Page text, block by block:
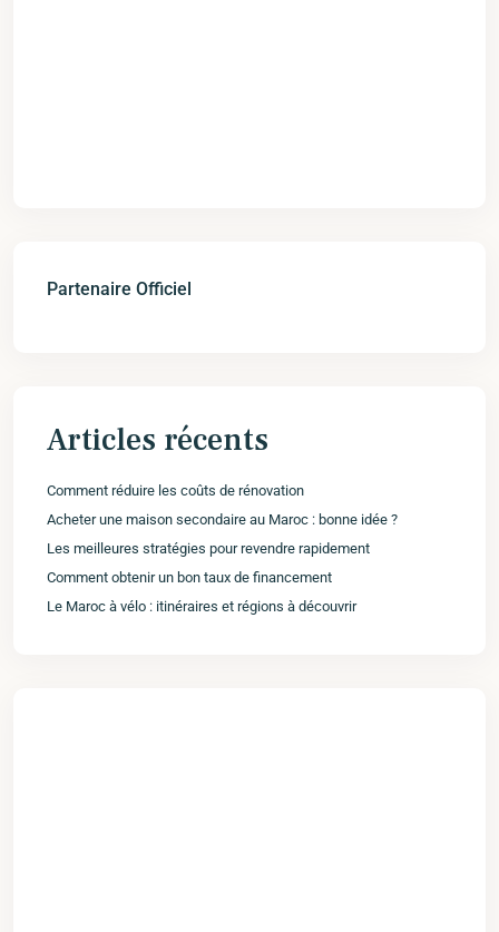
Partenaire Officiel
Articles récents
Comment réduire les coûts de rénovation
Acheter une maison secondaire au Maroc : bonne idée ?
Les meilleures stratégies pour revendre rapidement
Comment obtenir un bon taux de financement
Le Maroc à vélo : itinéraires et régions à découvrir